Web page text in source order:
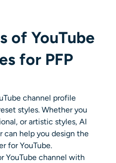
of YouTube
for PFP
channel profile
styles. Whether you
or artistic styles, AI
can help you design the
for YouTube.
YouTube channel with